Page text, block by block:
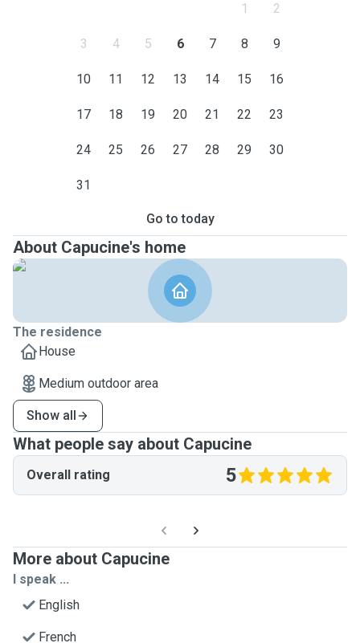
1 2
3 4 5 6 7 8 9
10 11 12 13 14 15 16
17 18 19 20 21 22 23
24 25 26 27 28 29 30
31
Go to today
About Capucine's home
The residence
House
Medium outdoor area
Show all
What people say about Capucine
Overall rating 5
More about Capucine
I speak ...
English
French